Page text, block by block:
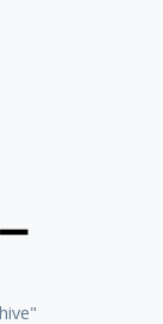
010-088-
010-089-
010-090-Συρτός
010-091-